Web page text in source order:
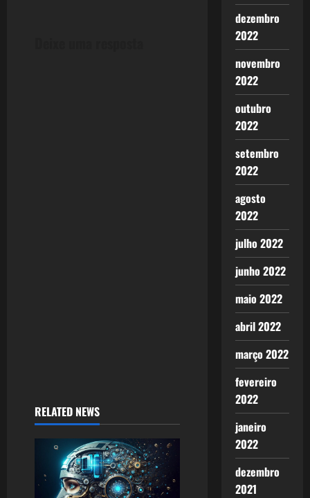
RELATED NEWS
dezembro
2022
novembro
2022
outubro
2022
setembro
2022
agosto
2022
julho 2022
junho 2022
maio 2022
abril 2022
março 2022
fevereiro
2022
janeiro
2022
dezembro
2021